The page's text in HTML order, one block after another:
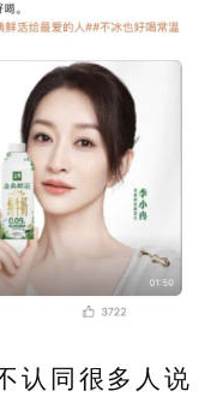
认同很多人说